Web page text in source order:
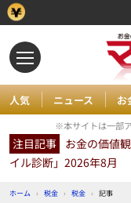
人気 ニュース お
※本サイトは一部
注目記事 お金の価値
イル診断」2026年8月
ホーム › 税金 › 税金 › 記事